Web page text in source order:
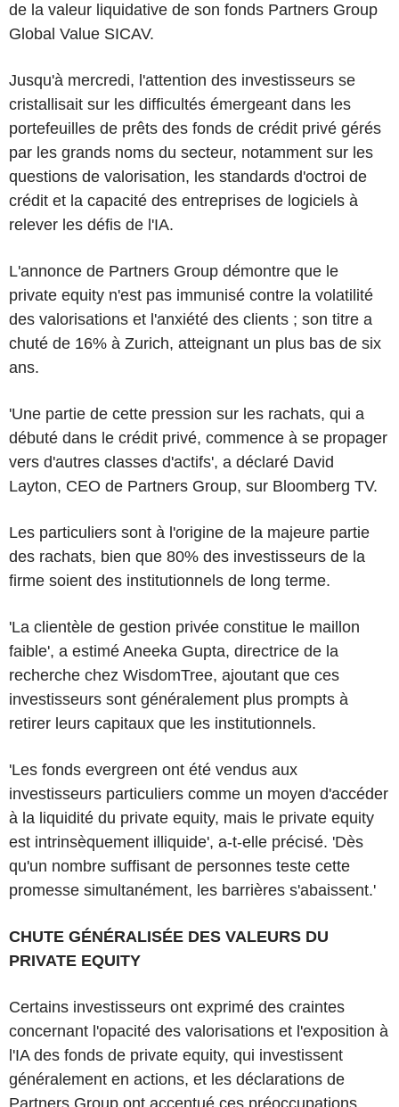
de la valeur liquidative de son fonds Partners Group
Global Value SICAV.
Jusqu'à mercredi, l'attention des investisseurs se
cristallisait sur les difficultés émergeant dans les
portefeuilles de prêts des fonds de crédit privé gérés
par les grands noms du secteur, notamment sur les
questions de valorisation, les standards d'octroi de
crédit et la capacité des entreprises de logiciels à
relever les défis de l'IA.
L'annonce de Partners Group démontre que le
private equity n'est pas immunisé contre la volatilité
des valorisations et l'anxiété des clients ; son titre a
chuté de 16% à Zurich, atteignant un plus bas de six
ans.
'Une partie de cette pression sur les rachats, qui a
débuté dans le crédit privé, commence à se propager
vers d'autres classes d'actifs', a déclaré David
Layton, CEO de Partners Group, sur Bloomberg TV.
Les particuliers sont à l'origine de la majeure partie
des rachats, bien que 80% des investisseurs de la
firme soient des institutionnels de long terme.
'La clientèle de gestion privée constitue le maillon
faible', a estimé Aneeka Gupta, directrice de la
recherche chez WisdomTree, ajoutant que ces
investisseurs sont généralement plus prompts à
retirer leurs capitaux que les institutionnels.
'Les fonds evergreen ont été vendus aux
investisseurs particuliers comme un moyen d'accéder
à la liquidité du private equity, mais le private equity
est intrinsèquement illiquide', a-t-elle précisé. 'Dès
qu'un nombre suffisant de personnes teste cette
promesse simultanément, les barrières s'abaissent.'
CHUTE GÉNÉRALISÉE DES VALEURS DU
PRIVATE EQUITY
Certains investisseurs ont exprimé des craintes
concernant l'opacité des valorisations et l'exposition à
l'IA des fonds de private equity, qui investissent
généralement en actions, et les déclarations de
Partners Group ont accentué ces préoccupations.